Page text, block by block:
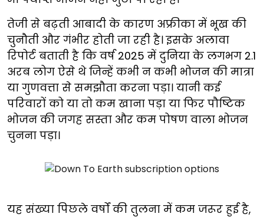
तेजी से बढ़ती आबादी के कारण अफ्रीका में भूख की
चुनौती और गंभीर होती जा रही है। इसके अलावा
रिपोर्ट बताती है कि वर्ष 2025 में दुनिया के लगभग 2.1
अरब लोग ऐसे थे जिन्हें कभी न कभी भोजन की मात्रा
या गुणवत्ता से समझौता करना पड़ा। यानी कई
परिवारों को या तो कम खाना पड़ा या फिर पौष्टिक
भोजन की जगह सस्ता और कम पोषण वाला भोजन
चुनना पड़ा।
यह संख्या पिछले वर्षों की तुलना में कम जरूर हुई है,